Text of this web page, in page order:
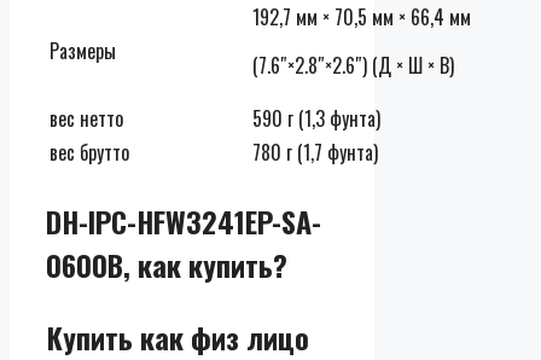
Размеры
192,7 мм × 70,5 мм × 66,4 мм
(7.6″×2.8″×2.6″) (Д × Ш × В)
вес нетто
590 г (1,3 фунта)
вес брутто
780 г (1,7 фунта)
DH-IPC-HFW3241EP-SA-
0600B, как купить?
Купить как физ лицо